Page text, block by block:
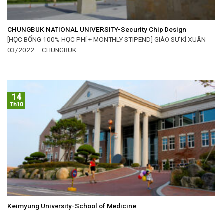
CHUNGBUK NATIONAL UNIVERSITY-Security Chip Design
[HỌC BỔNG 100% HỌC PHÍ + MONTHLY STIPEND] GIÁO SƯ KÌ XUÂN
03/2022 – CHUNGBUK ...
Keimyung University-School of Medicine
14
Th10